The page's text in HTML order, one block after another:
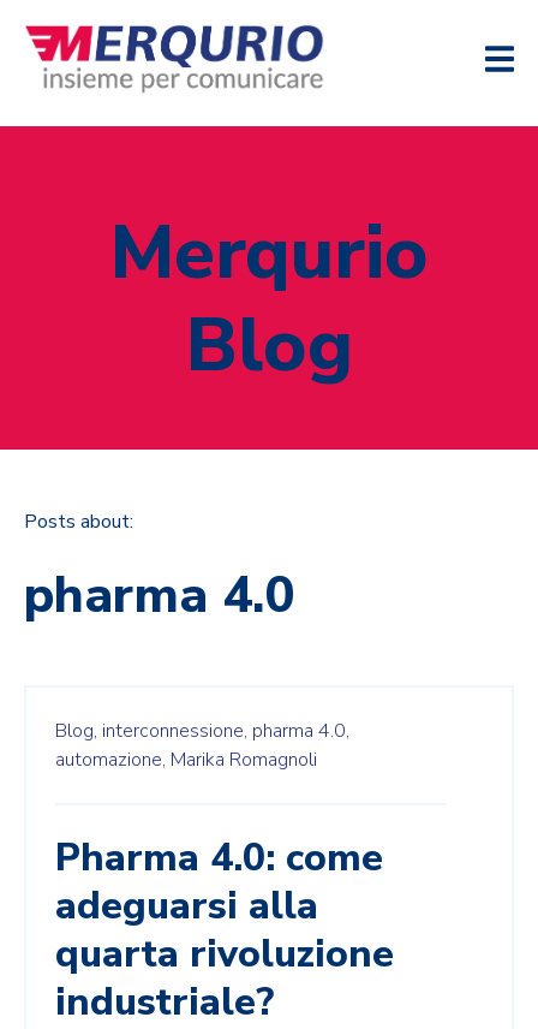
Merqurio
Blog
Posts about:
pharma 4.0
Blog, interconnessione, pharma 4.0,
automazione, Marika Romagnoli
Pharma 4.0: come
adeguarsi alla
quarta rivoluzione
industriale?